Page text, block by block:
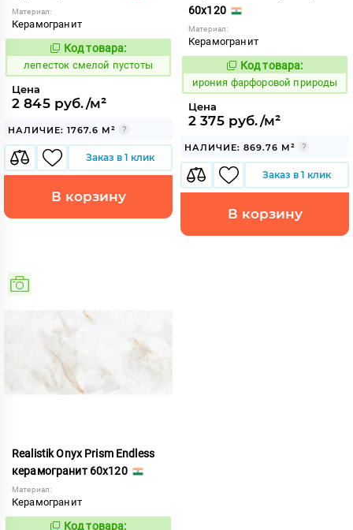
Материал:
Керамогранит
870949
Код товара:
лепесток смелой пустоты
Цена
2 845 руб./м²
НАЛИЧИЕ: 1767.6 М²
Заказ в 1 клик
В корзину
60x120
Материал:
Керамогранит
1107725
Код товара:
ирония фарфоровой природы
Цена
2 375 руб./м²
НАЛИЧИЕ: 869.76 М²
Заказ в 1 клик
В корзину
Realistik Onyx Prism Endless
керамогранит 60x120
Материал:
Керамогранит
Код товара: